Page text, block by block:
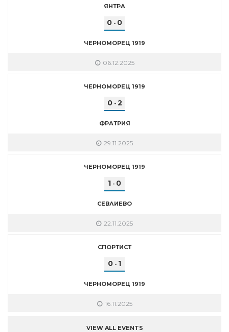
ЯНТРА
0 - 0
ЧЕРНОМОРЕЦ 1919
06.12.2025
ЧЕРНОМОРЕЦ 1919
0- 2
ФРАТРИЯ
29.11.2025
ЧЕРНОМОРЕЦ 1919
1 - 0
СЕВЛИЕВО
22.11.2025
СПОРТИСТ
0 - 1
ЧЕРНОМОРЕЦ 1919
16.11.2025
VIEW ALL EVENTS